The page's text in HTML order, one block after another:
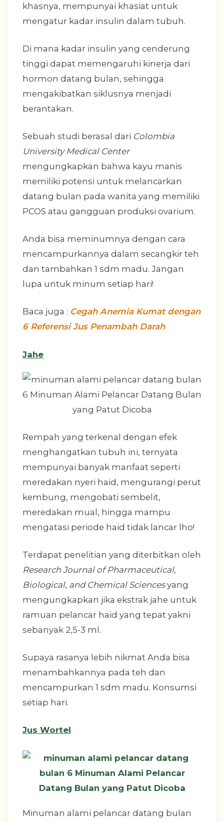
khasnya, mempunyai khasiat untuk
mengatur kadar insulin dalam tubuh.
Di mana kadar insulin yang cenderung
tinggi dapat memengaruhi kinerja dari
hormon datang bulan, sehingga
mengakibatkan siklusnya menjadi
berantakan.
Sebuah studi berasal dari Colombia
University Medical Center
mengungkapkan bahwa kayu manis
memiliki potensi untuk melancarkan
datang bulan pada wanita yang memiliki
PCOS atau gangguan produksi ovarium.
Anda bisa meminumnya dengan cara
mencampurkannya dalam secangkir teh
dan tambahkan 1 sdm madu. Jangan
lupa untuk minum setiap hari!
Baca juga : Cegah Anemia Kumat dengan
6 Referensi Jus Penambah Darah
Jahe
Rempah yang terkenal dengan efek
menghangatkan tubuh ini, ternyata
mempunyai banyak manfaat seperti
meredakan nyeri haid, mengurangi perut
kembung, mengobati sembelit,
meredakan mual, hingga mampu
mengatasi periode haid tidak lancar lho!
Terdapat penelitian yang diterbitkan oleh
Research Journal of Pharmaceutical,
Biological, and Chemical Sciencesyang
mengungkapkan jika ekstrak jahe untuk
ramuan pelancar haid yang tepat yakni
sebanyak 2,5-3 ml.
Supaya rasanya lebih nikmat Anda bisa
menambahkannya pada teh dan
mencampurkan 1 sdm madu. Konsumsi
setiap hari.
Jus Wortel
Minuman alami pelancar datang bulan